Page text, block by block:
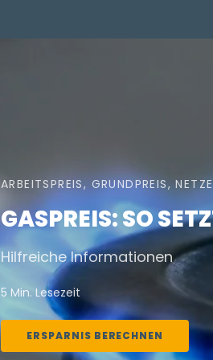
ARBEITSPREIS, GRUNDPREIS,
GASPREIS: SO
Hilfreiche Informationen
5 Min. Lesezeit
ERSPARNIS BERECHNEN